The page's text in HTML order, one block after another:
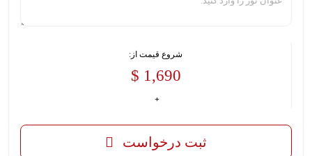
شروع قیمت از:
1,690 $
ثبت درخواست